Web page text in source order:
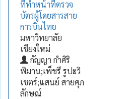
ที่ทำหน้าที่ตรวจ
บัตรผู้โดยสารสาย
การบินไทย
มหาวิทยาลัย
เชียงใหม่
กัญญา กำศิริ
พิมาน;เพ็ชรี รูปะวิ
เชตร์;แสนย์ สายศุภ
ลักษณ์